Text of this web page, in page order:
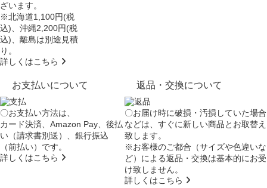
ざいます。
※北海道1,100円(税
込)、沖縄2,200円(税
込)、離島は別途見積
り。
詳しくはこちら
お支払いについて
〇お支払い方法は、
カード決済、Amazon Pay、後払
い（請求書別送）、銀行振込
（前払い）です。
詳しくはこちら
返品・交換について
〇お届け時に破損・汚損していた場合
などは、すぐに新しい商品とお取替え
致します。
※お客様のご都合（サイズや色違いな
ど）による返品・交換は基本的にお受
け致しません。
詳しくはこちら